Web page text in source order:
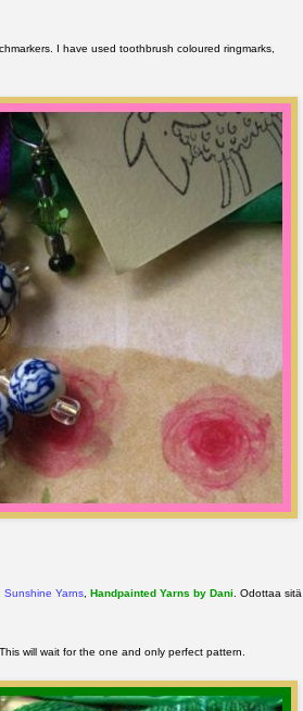
I have used toothbrush coloured ringmarks,
Sunshine Yarns Handpainted Yarns by Dani . Odottaa sitä
will wait for the one and only perfect pattern.